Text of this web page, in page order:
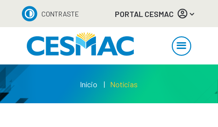
CONTRASTE PORTAL CESMAC
Início Notícias